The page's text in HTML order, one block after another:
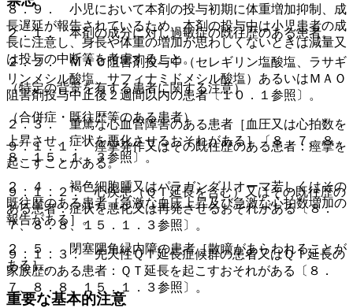
８．９． 小児において本剤の投与初期に体重増加抑制、成
長遅延が報告されているため、本剤の投与中は小児患者の成
長に注意し、身長や体重の増加が思わしくないときは減量又
は投与の中断等を考慮すること。
（特定の背景を有する患者に関する注意）
（合併症・既往歴等のある患者）
９．１．１． 痙攣発作又はその既往歴のある患者：痙攣を
起こすことがある。
９．１．２． 心疾患（ＱＴ延長を含む）又はその既往歴の
ある患者：症状を悪化又は再発させるおそれがある〔８．
７、８．８、１５．１．３参照〕。
９．１．３． 先天性ＱＴ延長症候群の患者又はＱＴ延長の
家族歴のある患者：ＱＴ延長を起こすおそれがある〔８．
７、８．８、１５．１．３参照〕。
２．１． 本剤の成分に対し過敏症の既往歴のある患者。
２．２． ＭＡＯ阻害剤投与中（セレギリン塩酸塩、ラサギ
リンメシル酸塩、サフィナミドメシル酸塩）あるいはＭＡＯ
阻害剤投与中止後２週間以内の患者〔１０．１参照〕。
２．３． 重篤な心血管障害のある患者［血圧又は心拍数を
上昇させ、症状を悪化させるおそれがある］〔８．７、８．
８、１５．１．３参照〕。
２．４． 褐色細胞腫又はパラガングリオーマ若しくはその
既往歴のある患者［急激な血圧上昇及び急激な心拍数増加の
報告がある］。
２．５． 閉塞隅角緑内障の患者［散瞳があらわれることが
ある］。
重要な基本的注意